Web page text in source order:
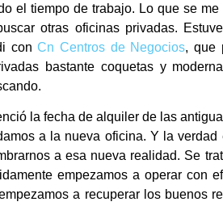
el tiempo de trabajo. Lo que se
otras oficinas privadas.
con Cn Centros de Negocios, que
bastante coquetas y
la fecha de alquiler de las
a la nueva oficina. Y la
a esa nueva realidad. Se
empezamos a operar con
a recuperar los buenos